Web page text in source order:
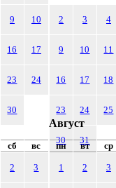
9 10
16 17
23 24
30
2 3 4
9 10 11
16 17 18
23 24 25
30 31
сб вс
2 3
Август
пн вт ср
1 2 3